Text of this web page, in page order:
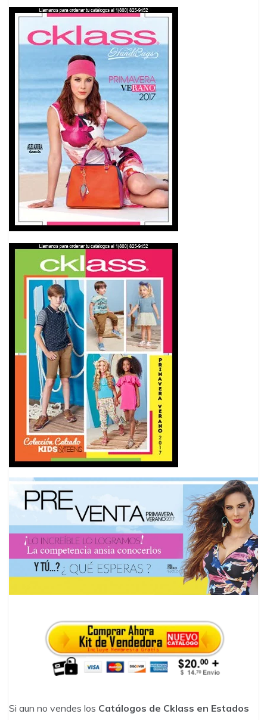
Si aun no vendes los Catálogos de Cklass en Estados